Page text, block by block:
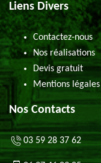
Liens Divers
Contactez-nous
Nos réalisations
Devis gratuit
Mentions légales
Nos Contacts
03 59 28 37 62